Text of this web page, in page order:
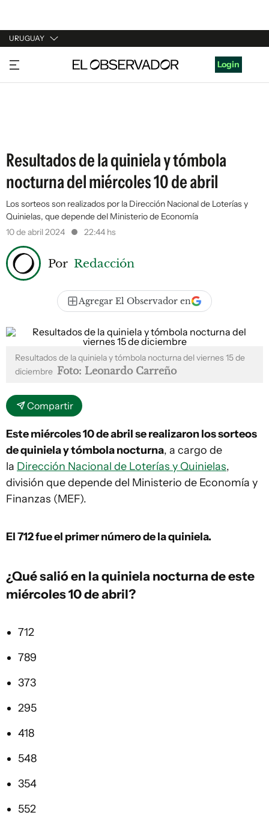
URUGUAY
URUGUAY
ARGENTINA
Login
Resultados de la quiniela y tómbola
nocturna del miércoles 10 de abril
Los sorteos son realizados por la Dirección Nacional de Loterías y
Quinielas, que depende del Ministerio de Economía
10 de abril 2024
22:44 hs
Por Redacción
Agregar El Observador en
Resultados de la quiniela y tómbola nocturna del viernes 15 de
diciembre Foto: Leonardo Carreño
Compartir
Este miércoles 10 de abril se realizaron los sorteos
de quiniela y tómbola nocturna, a cargo de
la Dirección Nacional de Loterías y Quinielas,
división que depende del Ministerio de Economía y
Finanzas (MEF).
El 712fue el primer número de la quiniela.
¿Qué salió en la quiniela nocturna de este
miércoles 10 de abril?
712
789
373
295
418
548
354
552